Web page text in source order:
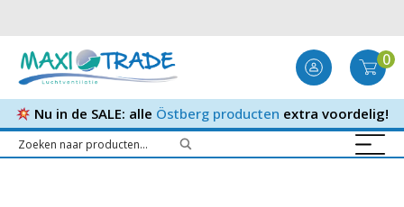
0
Nu in de SALE: alle Östberg producten extra voordelig!